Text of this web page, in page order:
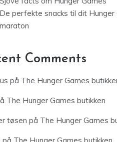
De perfekte snacks til dit Hunger
maraton
Comments
på The Hunger Games
The Hunger Games butikken
tøsen på The Hunger Games